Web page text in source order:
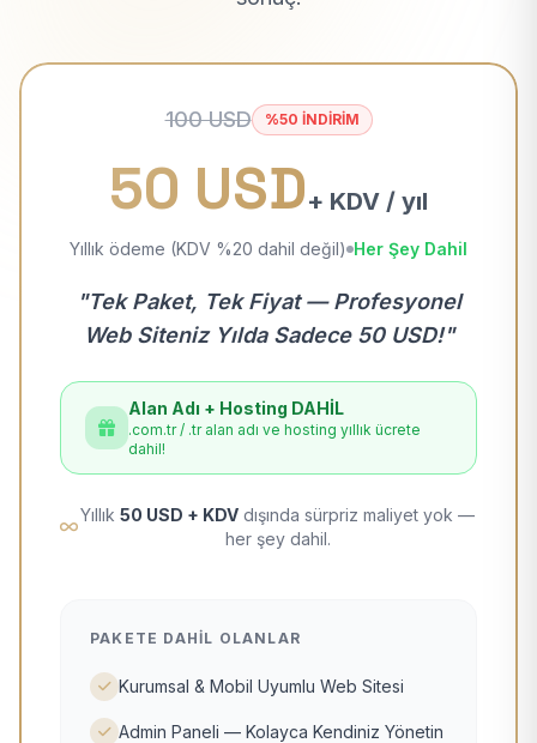
100 USD %50 İNDİRİM
50 USD+ KDV / yıl
Yıllık ödeme (KDV %20 dahil değil) Her Şey Dahil
"Tek Paket, Tek Fiyat — Profesyonel
Web Siteniz Yılda Sadece 50 USD!"
Alan Adı + Hosting DAHİL
.com.tr / .tr alan adı ve hosting yıllık ücrete
dahil!
Yıllık 50 USD + KDV dışında sürpriz maliyet yok —
her şey dahil.
PAKETE DAHIL OLANLAR
Kurumsal & Mobil Uyumlu Web Sitesi
Admin Paneli — Kolayca Kendiniz Yönetin